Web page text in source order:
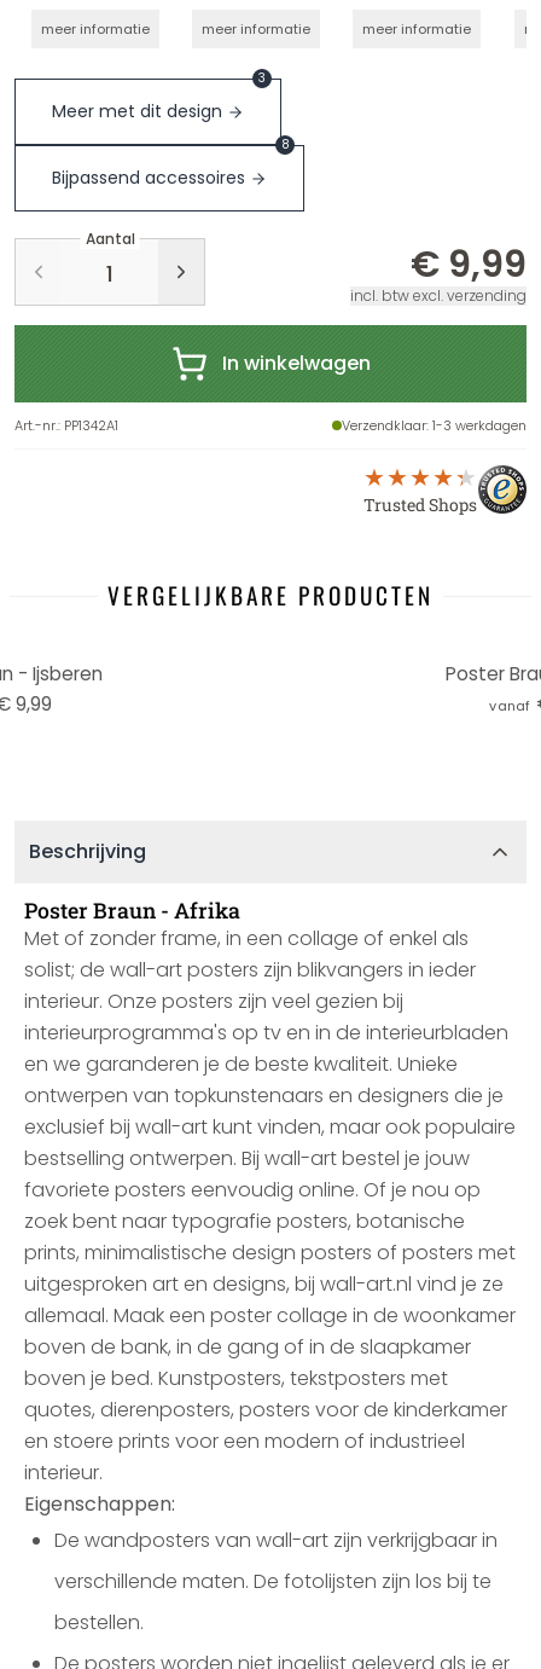
meer informatie meer informatie meer informatie
Meer met dit design
3
Bijpassend accessoires
8
Aantal
€ 9,99
incl. btw excl. verzending
In winkelwagen
Art.-nr.: PP1342A1 Verzendklaar: 1-3 werkdagen
Trusted Shops
VERGELIJKBARE PRODUCTEN
- Ijsberen
9,99
Poster
vanaf
Beschrijving
Poster Braun - Afrika
Met of zonder frame, in een collage of enkel als
solist; de wall-art posters zijn blikvangers in ieder
interieur. Onze posters zijn veel gezien bij
interieurprogramma's op tv en in de interieurbladen
en we garanderen je de beste kwaliteit. Unieke
ontwerpen van topkunstenaars en designers die je
exclusief bij wall-art kunt vinden, maar ook populaire
bestselling ontwerpen. Bij wall-art bestel je jouw
favoriete posters eenvoudig online. Of je nou op
zoek bent naar typografie posters, botanische
prints, minimalistische design posters of posters met
uitgesproken art en designs, bij wall-art.nl vind je ze
allemaal. Maak een poster collage in de woonkamer
boven de bank, in de gang of in de slaapkamer
boven je bed. Kunstposters, tekstposters met
quotes, dierenposters, posters voor de kinderkamer
en stoere prints voor een modern of industrieel
interieur.
Eigenschappen:
De wandposters van wall-art zijn verkrijgbaar in
verschillende maten. De fotolijsten zijn los bij te
bestellen.